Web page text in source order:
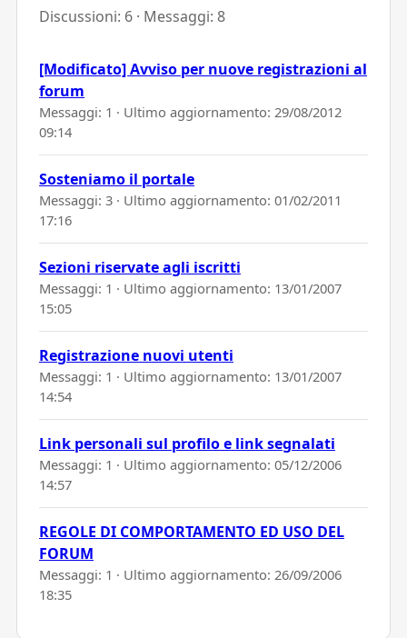
Discussioni: 6 · Messaggi: 8
[Modificato] Avviso per nuove registrazioni al
forum
Messaggi: 1 · Ultimo aggiornamento: 29/08/2012
09:14
Sosteniamo il portale
Messaggi: 3 · Ultimo aggiornamento: 01/02/2011
17:16
Sezioni riservate agli iscritti
Messaggi: 1 · Ultimo aggiornamento: 13/01/2007
15:05
Registrazione nuovi utenti
Messaggi: 1 · Ultimo aggiornamento: 13/01/2007
14:54
Link personali sul profilo e link segnalati
Messaggi: 1 · Ultimo aggiornamento: 05/12/2006
14:57
REGOLE DI COMPORTAMENTO ED USO DEL
FORUM
Messaggi: 1 · Ultimo aggiornamento: 26/09/2006
18:35